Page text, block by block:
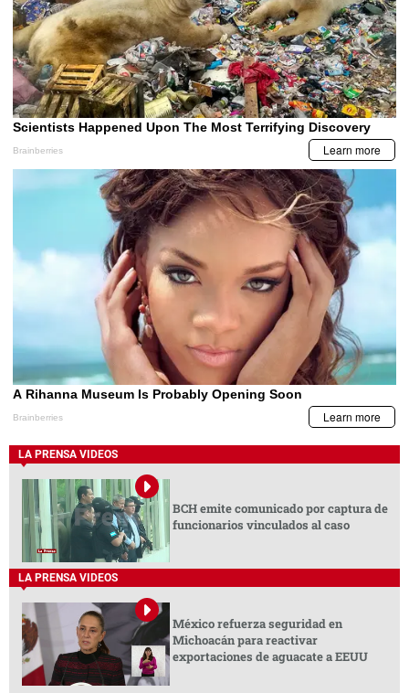
LA PRENSA VIDEOS
BCH emite comunicado por captura de
funcionarios vinculados al caso
LA PRENSA VIDEOS
México refuerza seguridad en
Michoacán para reactivar
exportaciones de aguacate a EEUU